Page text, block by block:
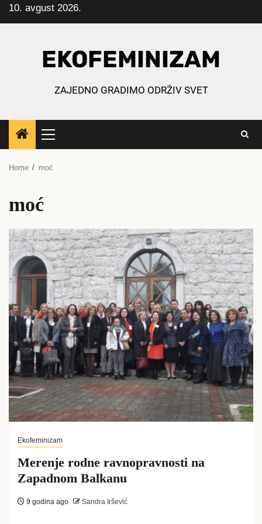
Skip
to
10. avgust 2026.
EKOFEMINIZAM
ZAJEDNO GRADIMO ODRŽIV SVET
Primary
Menu
Home moć
moć
Ekofeminizam
Merenje rodne ravnopravnosti na
Zapadnom Balkanu
9 godina ago Sandra Iršević